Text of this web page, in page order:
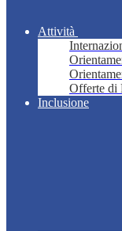
Attività
Offerte di
Inclusione